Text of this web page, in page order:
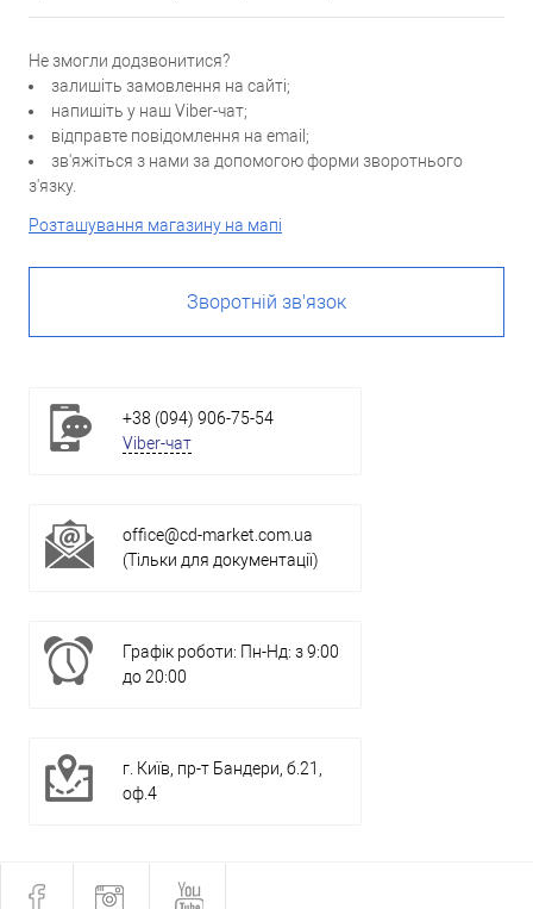
Не змогли додзвонитися?
залишіть замовлення на сайті;
напишіть у наш Viber-чат;
відправте повідомлення на email;
зв'яжіться з нами за допомогою форми зворотнього
з'язку.
Розташування магазину на мапі
Зворотній зв'язок
+38 (094) 906-75-54
Viber-чат
office@cd-market.com.ua
(Тільки для документації)
Графік роботи: Пн-Нд: з 9:00
до 20:00
г. Київ, пр-т Бандери, б.21,
оф.4